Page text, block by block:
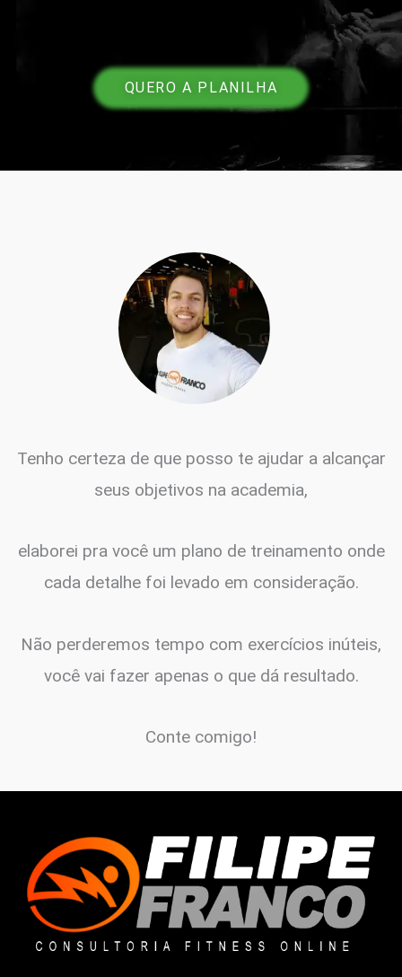
QUERO A PLANILHA
Tenho certeza de que posso te ajudar a alcançar
seus objetivos na academia,
elaborei pra você um plano de treinamento onde
cada detalhe foi levado em consideração.
Não perderemos tempo com exercícios inúteis,
você vai fazer apenas o que dá resultado.
Conte comigo!